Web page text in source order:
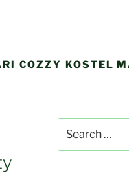
COZZY KOSTEL
for: